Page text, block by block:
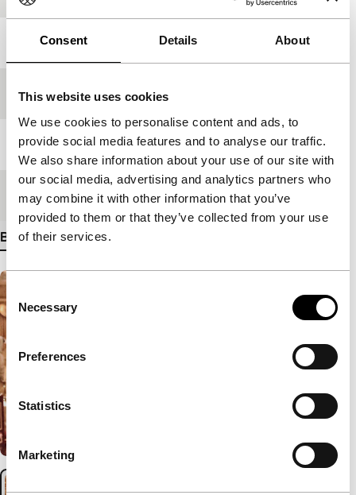
Consent Details About
This website uses cookies
We use cookies to personalise content and ads, to
provide social media features and to analyse our traffic.
We also share information about your use of our site with
our social media, advertising and analytics partners who
may combine it with other information that you’ve
provided to them or that they’ve collected from your use
of their services.
Selection
Necessary
Preferences
Statistics
Marketing
Jaar
Festivaleditie IFFR 2015
Lengte 116'
Medium/FormaatDCP
Bekijk meer details